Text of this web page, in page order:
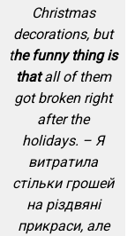
Christmas
decorations, but
the funny thing is
thatall of them
got broken right
after the
holidays. – Я
витратила
стільки грошей
на різдвяні
прикраси, але